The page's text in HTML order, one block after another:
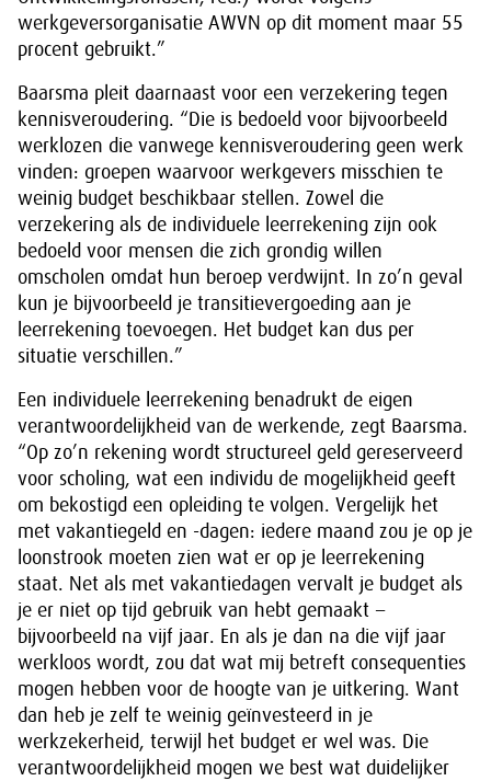
werkgeversorganisatie AWVN op dit moment maar 55
procent gebruikt.”
Baarsma pleit daarnaast voor een verzekering tegen
kennisveroudering. “Die is bedoeld voor bijvoorbeeld
werklozen die vanwege kennisveroudering geen werk
vinden: groepen waarvoor werkgevers misschien te
weinig budget beschikbaar stellen. Zowel die
verzekering als de individuele leerrekening zijn ook
bedoeld voor mensen die zich grondig willen
omscholen omdat hun beroep verdwijnt. In zo’n geval
kun je bijvoorbeeld je transitievergoeding aan je
leerrekening toevoegen. Het budget kan dus per
situatie verschillen.”
Een individuele leerrekening benadrukt de eigen
verantwoordelijkheid van de werkende, zegt Baarsma.
“Op zo’n rekening wordt structureel geld gereserveerd
voor scholing, wat een individu de mogelijkheid geeft
om bekostigd een opleiding te volgen. Vergelijk het
met vakantiegeld en -dagen: iedere maand zou je op je
loonstrook moeten zien wat er op je leerrekening
staat. Net als met vakantiedagen vervalt je budget als
je er niet op tijd gebruik van hebt gemaakt −
bijvoorbeeld na vijf jaar. En als je dan na die vijf jaar
werkloos wordt, zou dat wat mij betreft consequenties
mogen hebben voor de hoogte van je uitkering. Want
dan heb je zelf te weinig geïnvesteerd in je
werkzekerheid, terwijl het budget er wel was. Die
verantwoordelijkheid mogen we best wat duidelijker